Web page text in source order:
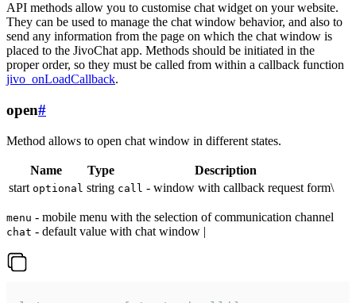
API methods allow you to customise chat widget on your website.
They can be used to manage the chat window behavior, and also to
send any information from the page on which the chat window is
placed to the JivoChat app. Methods should be initiated in the
proper order, so they must be called from within a callback function
jivo_onLoadCallback.
open#
Method allows to open chat window in different states.
Name Type
Description
start optional string call - window with callback request form\
menu - mobile menu with the selection of communication channel
chat - default value with chat window |